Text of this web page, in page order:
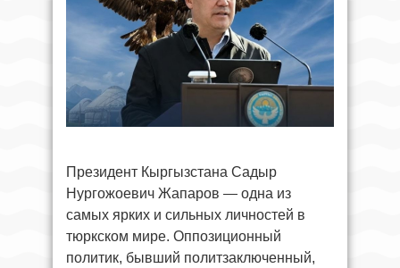
Президент Кыргызстана Садыр
Нургожоевич Жапаров — одна из
самых ярких и сильных личностей в
тюркском мире. Оппозиционный
политик, бывший политзаключенный,